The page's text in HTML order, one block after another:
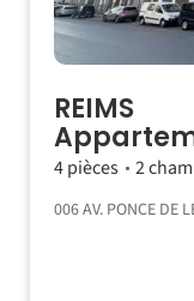
REIMS
4 pièces 2
006 AV. PONCE DE